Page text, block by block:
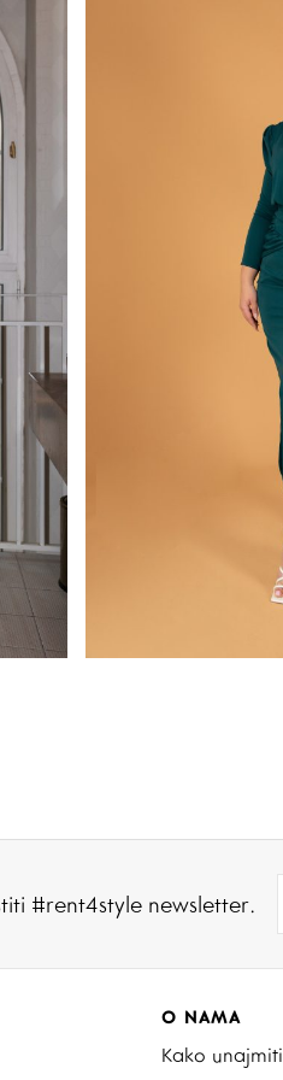
#rent4style newsletter.
O NAMA
Kako unajmiti